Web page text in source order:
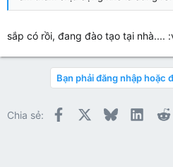
sắp có rồi, đang đào tạo tại nhà....
Bạn phải đăng nhập hoặc
Chia sẻ: Facebook Bluesky